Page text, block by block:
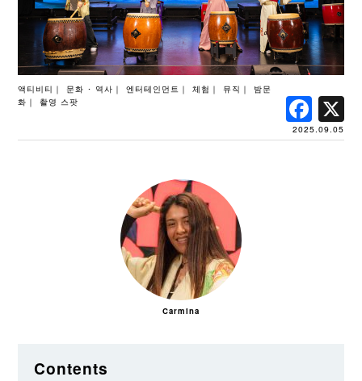
액티비티 문화 ･ 역사 엔터테인먼트 체험 뮤직
밤문
화
촬영 스팟
2025.09.05
Carmina
Contents